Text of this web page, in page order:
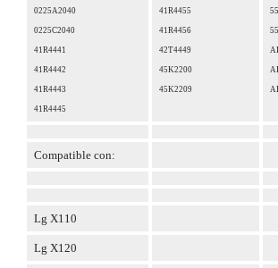
0225A2040
0225C2040
41R4441
41R4442
41R4443
41R4445
41R4455
41R4456
42T4449
45K2200
45K2209
Compatible con:
Lg X110
Lg X120